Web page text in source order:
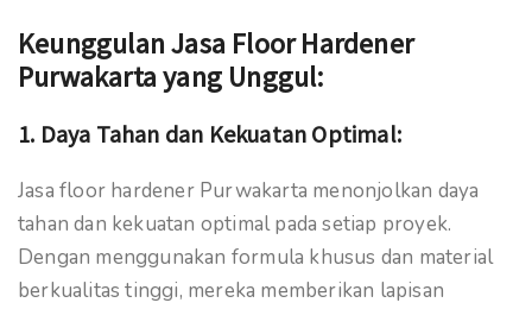
Keunggulan Jasa Floor Hardener
Purwakarta yang Unggul:
1. Daya Tahan dan Kekuatan Optimal:
Jasa floor hardener Purwakarta menonjolkan daya
tahan dan kekuatan optimal pada setiap proyek.
Dengan menggunakan formula khusus dan material
berkualitas tinggi, mereka memberikan lapisan